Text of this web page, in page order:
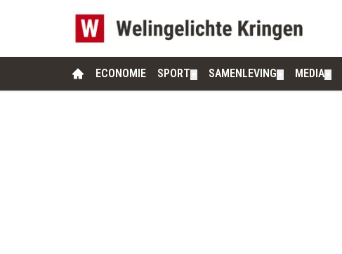
ECONOMIE SPORT SAMENLEVING MEDIA